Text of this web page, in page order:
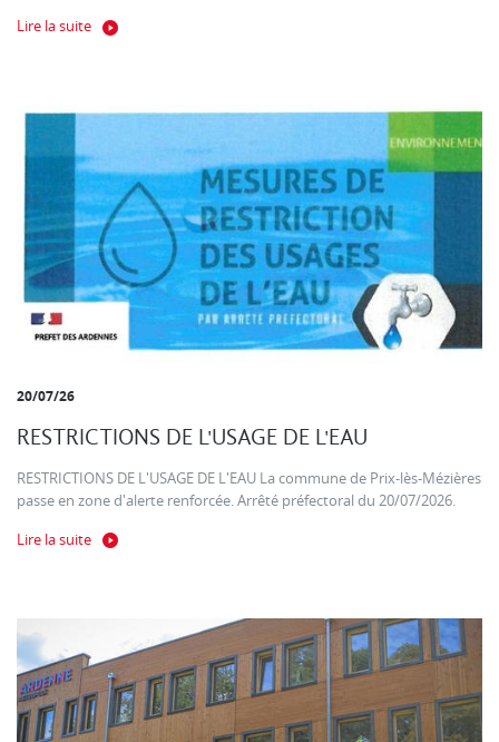
Lire la suite
20/07/26
RESTRICTIONS DE L'USAGE DE L'EAU
RESTRICTIONS DE L'USAGE DE L'EAU La commune de Prix-lès-Mézières
passe en zone d'alerte renforcée. Arrêté préfectoral du 20/07/2026.
Lire la suite